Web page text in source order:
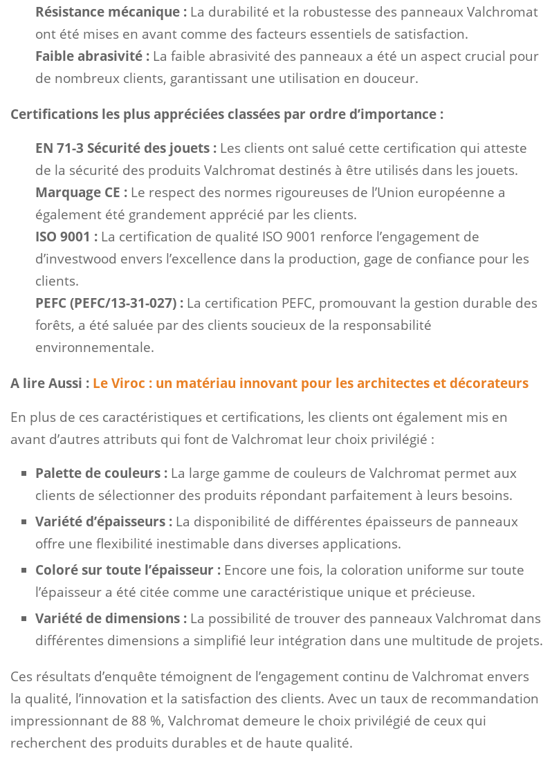
Résistance mécanique : La durabilité et la robustesse des panneaux Valchromat
ont été mises en avant comme des facteurs essentiels de satisfaction.
Faible abrasivité : La faible abrasivité des panneaux a été un aspect crucial pour
de nombreux clients, garantissant une utilisation en douceur.
Certifications les plus appréciées classées par ordre d’importance :
EN 71-3 Sécurité des jouets : Les clients ont salué cette certification qui atteste
de la sécurité des produits Valchromat destinés à être utilisés dans les jouets.
Marquage CE : Le respect des normes rigoureuses de l’Union européenne a
également été grandement apprécié par les clients.
ISO 9001 : La certification de qualité ISO 9001 renforce l’engagement de
d’investwood envers l’excellence dans la production, gage de confiance pour les
clients.
PEFC (PEFC/13-31-027) : La certification PEFC, promouvant la gestion durable des
forêts, a été saluée par des clients soucieux de la responsabilité
environnementale.
A lire Aussi : Le Viroc : un matériau innovant pour les architectes et décorateurs
En plus de ces caractéristiques et certifications, les clients ont également mis en
avant d’autres attributs qui font de Valchromat leur choix privilégié :
Palette de couleurs : La large gamme de couleurs de Valchromat permet aux
clients de sélectionner des produits répondant parfaitement à leurs besoins.
Variété d’épaisseurs : La disponibilité de différentes épaisseurs de panneaux
offre une flexibilité inestimable dans diverses applications.
Coloré sur toute l’épaisseur : Encore une fois, la coloration uniforme sur toute
l’épaisseur a été citée comme une caractéristique unique et précieuse.
Variété de dimensions : La possibilité de trouver des panneaux Valchromat dans
différentes dimensions a simplifié leur intégration dans une multitude de projets.
Ces résultats d’enquête témoignent de l’engagement continu de Valchromat envers
la qualité, l’innovation et la satisfaction des clients. Avec un taux de recommandation
impressionnant de 88 %, Valchromat demeure le choix privilégié de ceux qui
recherchent des produits durables et de haute qualité.